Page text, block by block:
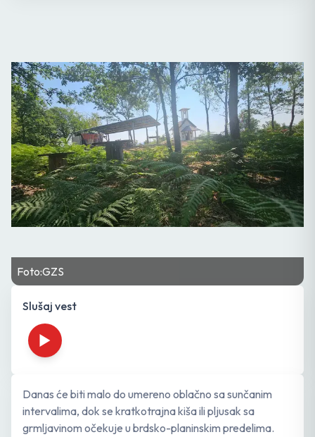
Foto:GZS
Slušaj vest
Danas će biti malo do umereno oblačno sa sunčanim
intervalima, dok se kratkotrajna kiša ili pljusak sa
grmljavinom očekuje u brdsko-planinskim predelima.